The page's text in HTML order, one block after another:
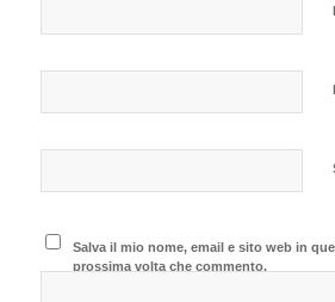
Salva il mio nome, email e sito web in
prossima volta che commento.